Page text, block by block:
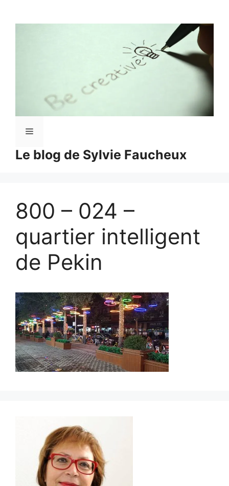
Le blog de Sylvie Faucheux
Menu
800 – 024 –
quartier intelligent
de Pekin